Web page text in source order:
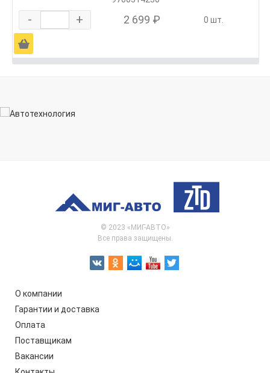
- + 2 699 ₽ 0 шт.
Ä
© 2023 «МИГ-АВТО»
Все права защищены.
О компании
Гарантии и доставка
Оплата
Поставщикам
Вакансии